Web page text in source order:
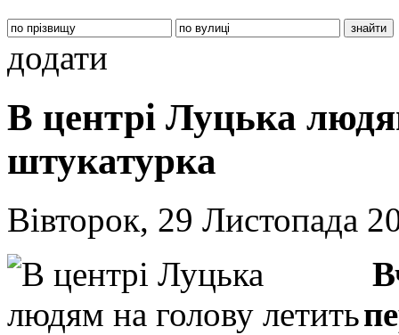
додати
В центрі Луцька
штукатурка
Вівторок, 29 Листопада